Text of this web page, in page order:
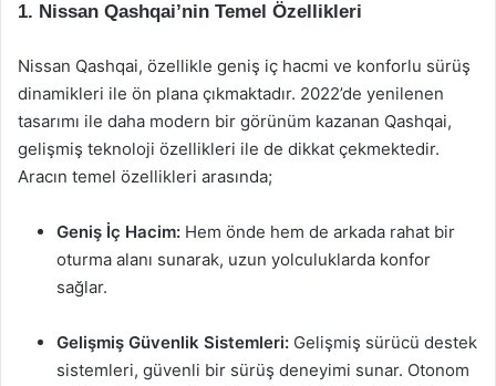
1. Nissan Qashqai’nin Temel Özellikleri
Nissan Qashqai, özellikle geniş iç hacmi ve konforlu sürüş
dinamikleri ile ön plana çıkmaktadır. 2022’de yenilenen
tasarımı ile daha modern bir görünüm kazanan Qashqai,
gelişmiş teknoloji özellikleri ile de dikkat çekmektedir.
Aracın temel özellikleri arasında;
Geniş İç Hacim: Hem önde hem de arkada rahat bir
oturma alanı sunarak, uzun yolculuklarda konfor
sağlar.
Gelişmiş Güvenlik Sistemleri: Gelişmiş sürücü destek
sistemleri, güvenli bir sürüş deneyimi sunar. Otonom